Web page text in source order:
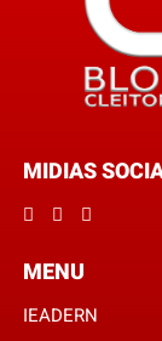
MIDIAS
MENU
IEADERN